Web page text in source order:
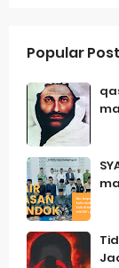
Popular